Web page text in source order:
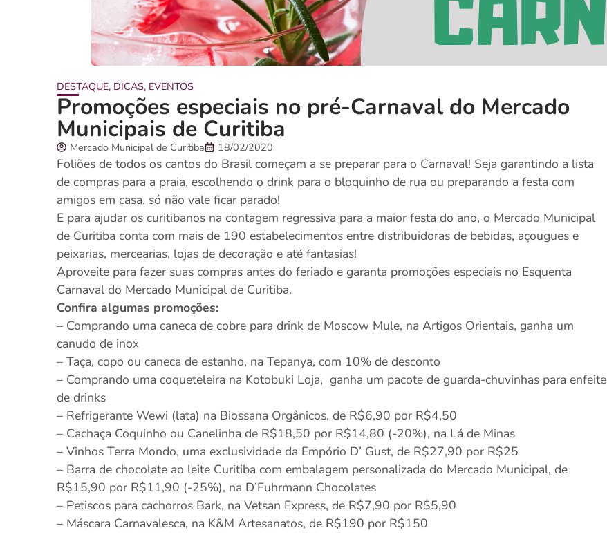
DESTAQUE, DICAS, EVENTOS
Promoções especiais no pré-Carnaval do Mercado
Municipais de Curitiba
Mercado Municipal de Curitiba 18/02/2020
Foliões de todos os cantos do Brasil começam a se preparar para o Carnaval! Seja garantindo a lista
de compras para a praia, escolhendo o drink para o bloquinho de rua ou preparando a festa com
amigos em casa, só não vale ficar parado!
E para ajudar os curitibanos na contagem regressiva para a maior festa do ano, o Mercado Municipal
de Curitiba conta com mais de 190 estabelecimentos entre distribuidoras de bebidas, açougues e
peixarias, mercearias, lojas de decoração e até fantasias!
Aproveite para fazer suas compras antes do feriado e garanta promoções especiais no Esquenta
Carnaval do Mercado Municipal de Curitiba.
Confira algumas promoções:
– Comprando uma caneca de cobre para drink de Moscow Mule, na Artigos Orientais, ganha um
canudo de inox
– Taça, copo ou caneca de estanho, na Tepanya, com 10% de desconto
– Comprando uma coqueteleira na Kotobuki Loja, ganha um pacote de guarda-chuvinhas para enfeite
de drinks
– Refrigerante Wewi (lata) na Biossana Orgânicos, de R$6,90 por R$4,50
– Cachaça Coquinho ou Canelinha de R$18,50 por R$14,80 (-20%), na Lá de Minas
– Vinhos Terra Mondo, uma exclusividade da Empório D’ Gust, de R$27,90 por R$25
– Barra de chocolate ao leite Curitiba com embalagem personalizada do Mercado Municipal, de
R$15,90 por R$11,90 (-25%), na D’Fuhrmann Chocolates
– Petiscos para cachorros Bark, na Vetsan Express, de R$7,90 por R$5,90
– Máscara Carnavalesca, na K&M Artesanatos, de R$190 por R$150